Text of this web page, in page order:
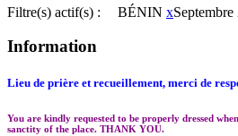
Filtre(s) actif(s) : BÉNIN xSeptembre
Information
Lieu de prière et recueillement, merci de
You are kindly requested to be properly dressed
sanctity of the place. THANK YOU.